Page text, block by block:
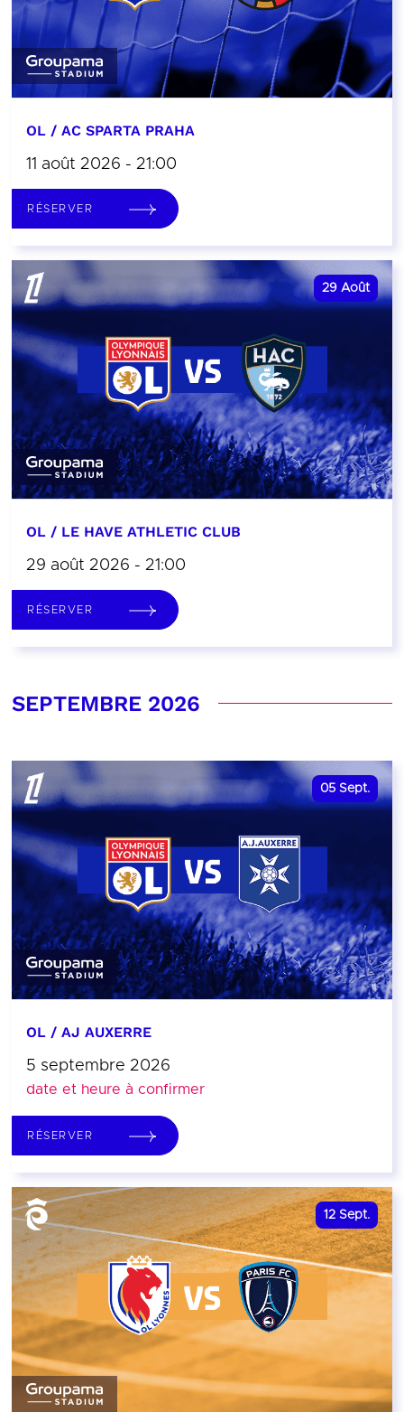
OL / AC SPARTA PRAHA
11 août 2026 - 21:00
RÉSERVER
29 Août
OL / LE HAVE ATHLETIC CLUB
29 août 2026 - 21:00
RÉSERVER
SEPTEMBRE 2026
05 Sept.
OL / AJ AUXERRE
5 septembre 2026
date et heure à confirmer
RÉSERVER
12 Sept.